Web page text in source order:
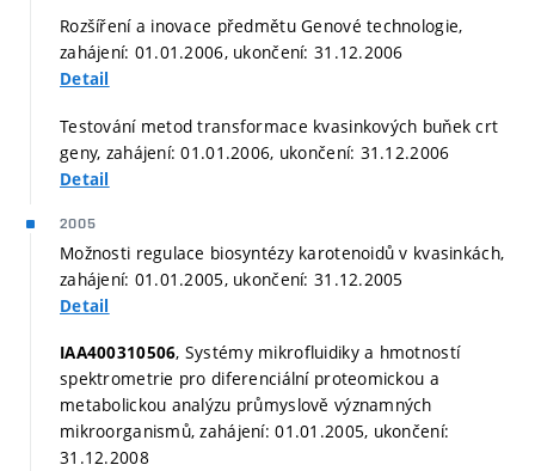
Rozšíření a inovace předmětu Genové technologie,
zahájení: 01.01.2006, ukončení: 31.12.2006
Detail
Testování metod transformace kvasinkových buňek crt
geny, zahájení: 01.01.2006, ukončení: 31.12.2006
Detail
2005
Možnosti regulace biosyntézy karotenoidů v kvasinkách,
zahájení: 01.01.2005, ukončení: 31.12.2005
Detail
IAA400310506, Systémy mikrofluidiky a hmotností
spektrometrie pro diferenciální proteomickou a
metabolickou analýzu průmyslově významných
mikroorganismů, zahájení: 01.01.2005, ukončení:
31.12.2008